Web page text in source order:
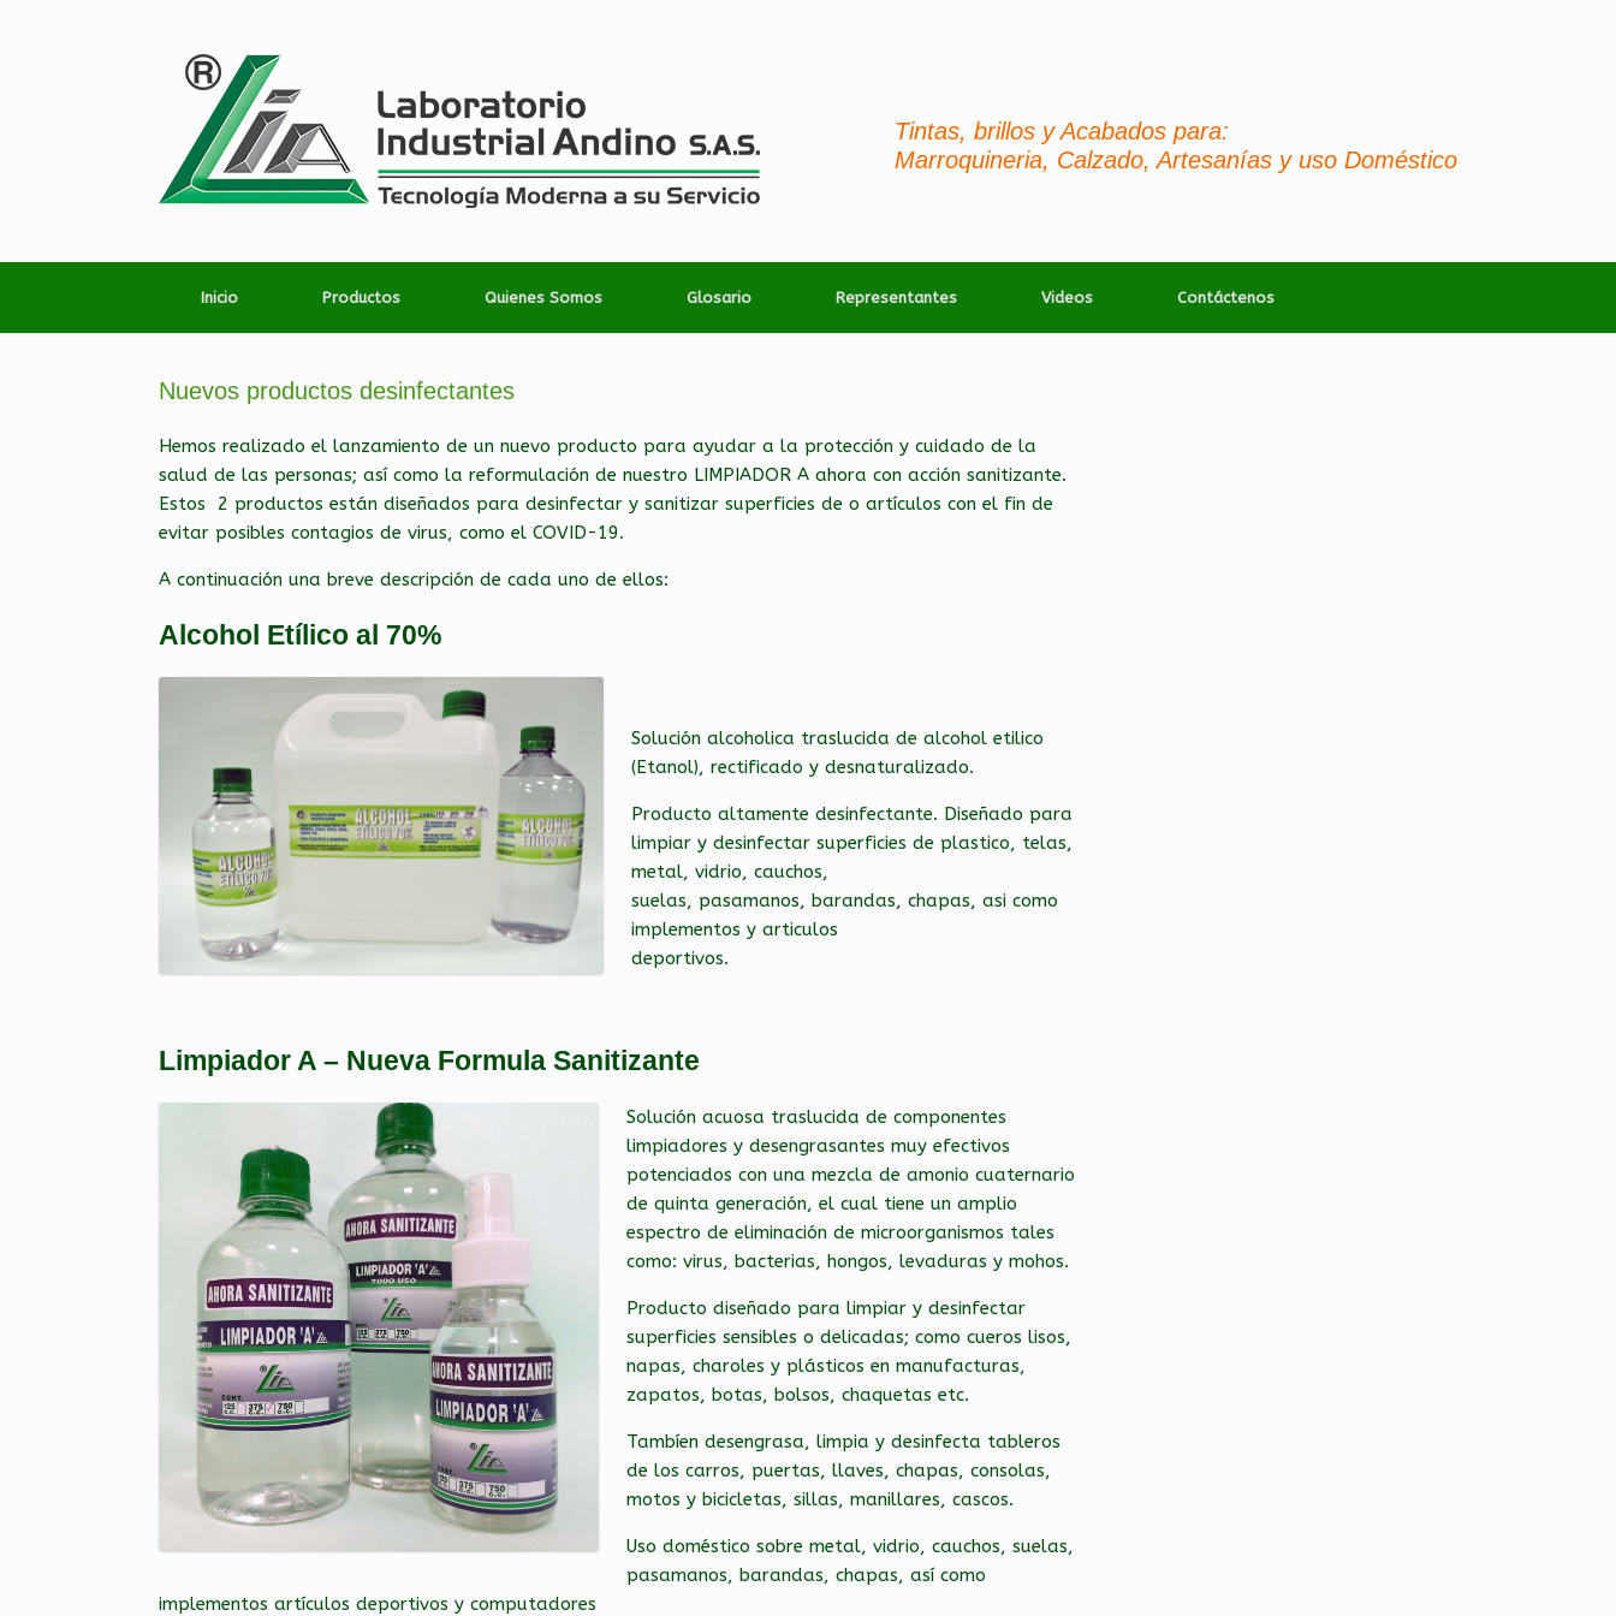
Tintas, brillos y Acabados para:
Marroquineria, Calzado, Artesanías y uso Doméstico
Inicio Productos Quienes Somos Glosario Representantes Videos Contáctenos
Nuevos productos desinfectantes
Hemos realizado el lanzamiento de un nuevo producto para ayudar a la protección y cuidado de la
salud de las personas; así como la reformulación de nuestro LIMPIADOR A ahora con acción sanitizante.
Estos 2 productos están diseñados para desinfectar y sanitizar superficies de o artículos con el fin de
evitar posibles contagios de virus, como el COVID-19.
A continuación una breve descripción de cada uno de ellos:
Alcohol Etílico al 70%
Solución alcoholica traslucida de alcohol etilico
(Etanol), rectificado y desnaturalizado.
Producto altamente desinfectante. Diseñado para
limpiar y desinfectar superficies de plastico, telas,
metal, vidrio, cauchos,
suelas, pasamanos, barandas, chapas, asi como
implementos y articulos
deportivos.
Limpiador A – Nueva Formula Sanitizante
Solución acuosa traslucida de componentes
limpiadores y desengrasantes muy efectivos
potenciados con una mezcla de amonio cuaternario
de quinta generación, el cual tiene un amplio
espectro de eliminación de microorganismos tales
como: virus, bacterias, hongos, levaduras y mohos.
Producto diseñado para limpiar y desinfectar
superficies sensibles o delicadas; como cueros lisos,
napas, charoles y plásticos en manufacturas,
zapatos, botas, bolsos, chaquetas etc.
Tambíen desengrasa, limpia y desinfecta tableros
de los carros, puertas, llaves, chapas, consolas,
motos y bicicletas, sillas, manillares, cascos.
Uso doméstico sobre metal, vidrio, cauchos, suelas,
pasamanos, barandas, chapas, así como
implementos artículos deportivos y computadores